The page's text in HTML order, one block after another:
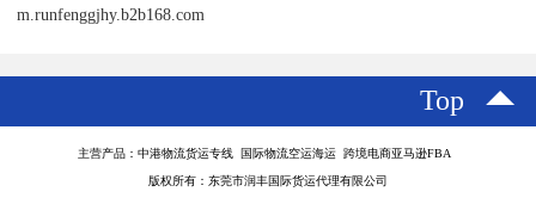
m.runfenggjhy.b2b168.com
Top
主营产品：中港物流货运专线 国际物流空运海运 跨境电商亚马逊FBA
版权所有：东莞市润丰国际货运代理有限公司